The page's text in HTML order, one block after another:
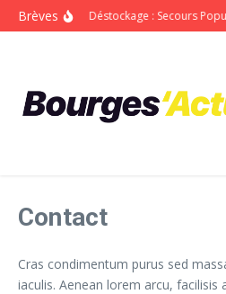
Aller au contenu
BrèvesGrand Déstockage : Secours
Contact
Cras condimentum purus sed
iaculis. Aenean lorem arcu, facilisis